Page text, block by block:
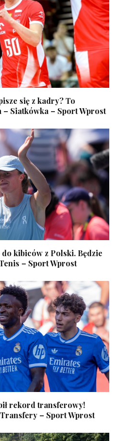
się z kadry? To
Siatkówka – Sport Wprost
kibiców z Polski. Będzie
– Sport Wprost
rekord transferowy!
– Sport Wprost